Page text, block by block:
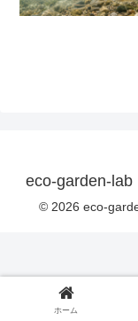
eco-garden-lab
© 2026 eco-
ホーム